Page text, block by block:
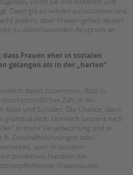
Dann gilt es wieder aufzustehen und
anders, aber Frauen gehen da viel
zu allumfassenden Anspruch an
Frauen eher in sozialen
gelangen als in der „harten“
damit zusammen, dass in
Zahl in der
und Schulen. Die Chance, dann
grundsätzlich. Dennoch besteht nach
Je mehr Verantwortung und je
Geschäftsführungen oder
auch in sozialen
proaktives Handeln der
Frauenquote.